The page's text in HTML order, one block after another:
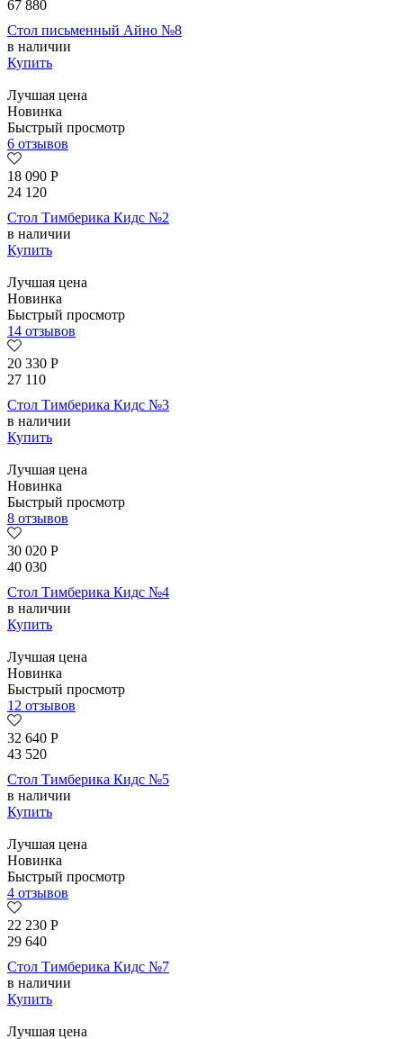
67 880
Стол письменный Айно №8
в наличии
Купить
Лучшая цена
Новинка
Быстрый просмотр
6 отзывов
18 090 Р
24 120
Стол Тимберика Кидс №2
в наличии
Купить
Лучшая цена
Новинка
Быстрый просмотр
14 отзывов
20 330 Р
27 110
Стол Тимберика Кидс №3
в наличии
Купить
Лучшая цена
Новинка
Быстрый просмотр
8 отзывов
30 020 Р
40 030
Стол Тимберика Кидс №4
в наличии
Купить
Лучшая цена
Новинка
Быстрый просмотр
12 отзывов
32 640 Р
43 520
Стол Тимберика Кидс №5
в наличии
Купить
Лучшая цена
Новинка
Быстрый просмотр
4 отзывов
22 230 Р
29 640
Стол Тимберика Кидс №7
в наличии
Купить
Лучшая цена